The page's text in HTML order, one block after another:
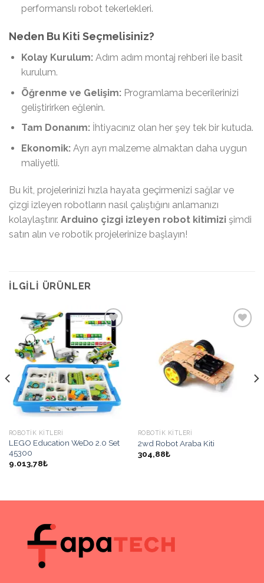
performanslı robot tekerlekleri.
Neden Bu Kiti Seçmelisiniz?
Kolay Kurulum:Adım adım montaj rehberi ile basit
kurulum.
Öğrenme ve Gelişim:Programlama becerilerinizi
geliştirirken eğlenin.
Tam Donanım:İhtiyacınız olan her şey tek bir kutuda.
Ekonomik:Ayrı ayrı malzeme almaktan daha uygun
maliyetli.
Bu kit, projelerinizi hızla hayata geçirmenizi sağlar ve
çizgi izleyen robotların nasıl çalıştığını anlamanızı
kolaylaştırır. Arduino çizgi izleyen robot kitimizi şimdi
satın alın ve robotik projelerinize başlayın!
İLGILI ÜRÜNLER
İstek
Listeme
Ekle
ROBOTIK KITLERI
LEGO Education WeDo 2.0 Set
45300
9.013,78₺
ROBOTIK KITLERI
2wd Robot Araba Kiti
304,88₺